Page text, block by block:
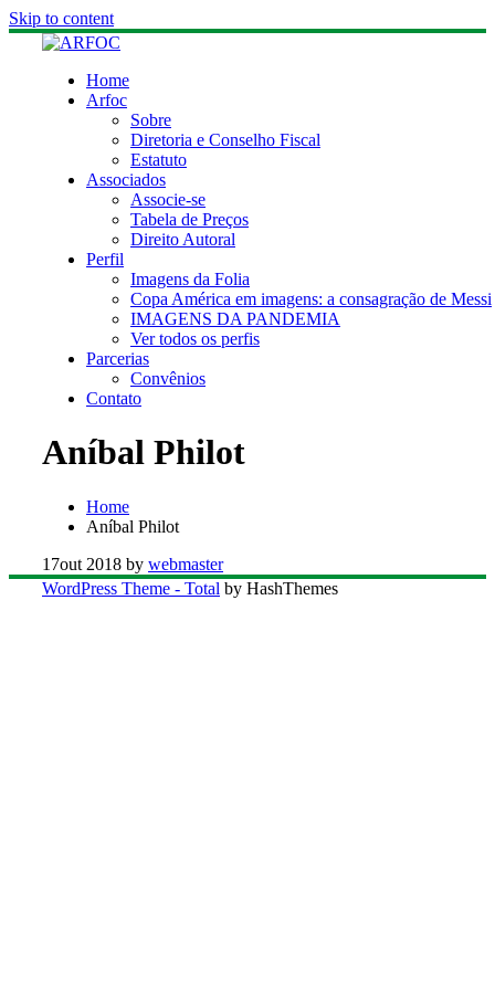
Skip to content
Home
Arfoc
Sobre
Diretoria e Conselho Fiscal
Estatuto
Associados
Associe-se
Tabela de Preços
Direito Autoral
Perfil
Imagens da Folia
Copa América em imagens: a consagração de Messi
IMAGENS DA PANDEMIA
Ver todos os perfis
Parcerias
Convênios
Contato
Aníbal Philot
Home
Aníbal Philot
17out 2018 by webmaster
WordPress Theme - Total by HashThemes